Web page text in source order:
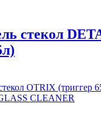
стекол